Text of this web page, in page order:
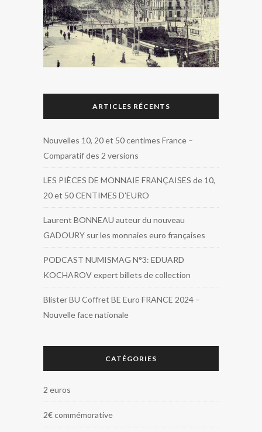
ARTICLES RÉCENTS
Nouvelles 10, 20 et 50 centimes France –
Comparatif des 2 versions
LES PIÈCES DE MONNAIE FRANÇAISES de 10,
20 et 50 CENTIMES D’EURO
Laurent BONNEAU auteur du nouveau
GADOURY sur les monnaies euro françaises
PODCAST NUMISMAG N°3: EDUARD
KOCHAROV expert billets de collection
Blister BU Coffret BE Euro FRANCE 2024 –
Nouvelle face nationale
CATÉGORIES
2 euros
2€ commémorative